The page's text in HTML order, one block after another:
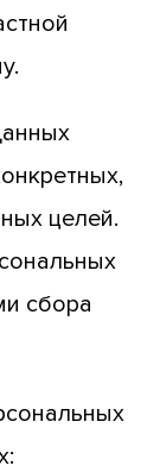
целей.
сбора